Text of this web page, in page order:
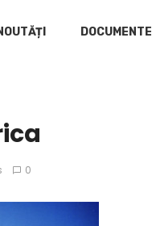
DOCUMENTE
0